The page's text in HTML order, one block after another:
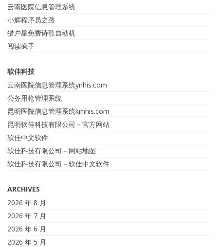
云南医院信息管理系统
小辉程序员之路
猎户星免费诗歌自动机
阅读疯子
软佳科技
云南医院信息管理系统ynhis.com
公务用枪管理系统
昆明医院信息管理系统kmhis.com
昆明软佳科技有限公司－官方网站
软佳中文软件
软佳科技有限公司－网站地图
软佳科技有限公司－软佳中文软件
ARCHIVES
2026 年 8 月
2026 年 7 月
2026 年 6 月
2026 年 5 月